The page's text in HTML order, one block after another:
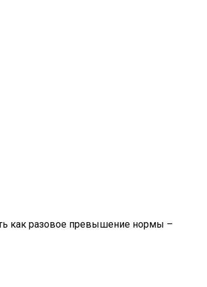
как разовое превышение нормы –